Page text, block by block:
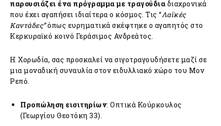
παρουσιάζει ένα πρόγραμμα με τραγούδια διαχρονικά
που έχει αγαπήσει ιδιαίτερα ο κόσμος. Τις “Λαϊκές
Καντάδες”όπως ευρηματικά σκέφτηκε ο αγαπητός στο
Κερκυραϊκό κοινό Γεράσιμος Ανδρεάτος.
Η Χορωδία, σας προσκαλεί να σιγοτραγουδήσετε μαζί σε
μια μοναδική συναυλία στον ειδυλλιακό χώρο του Μον
Ρεπό.
Προπώληση εισιτηρίων: Οπτικά Κούρκουλος
(Γεωργίου Θεοτόκη 33).